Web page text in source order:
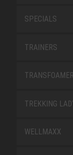
SPECIALS
TRAINERS
TREKKING
WELLMAXX